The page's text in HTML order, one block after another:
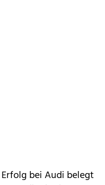
bei Audi belegt